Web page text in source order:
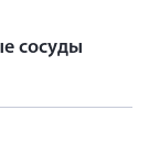
сосуды